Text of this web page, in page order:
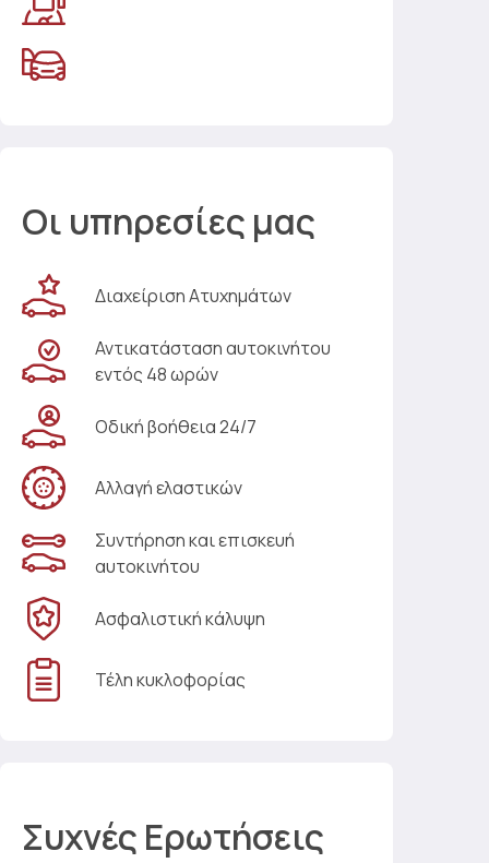
Οι υπηρεσίες μας
Διαχείριση Ατυχημάτων
Αντικατάσταση αυτοκινήτου
εντός 48 ωρών
Οδική βοήθεια 24/7
Αλλαγή ελαστικών
Συντήρηση και επισκευή
αυτοκινήτου
Ασφαλιστική κάλυψη
Τέλη κυκλοφορίας
Συχνές Ερωτήσεις